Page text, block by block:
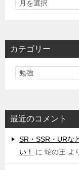
カテゴリー
カ
リ
ー
最近のコメント
SR・SSR・URな
い！
に 蛇の王 よ